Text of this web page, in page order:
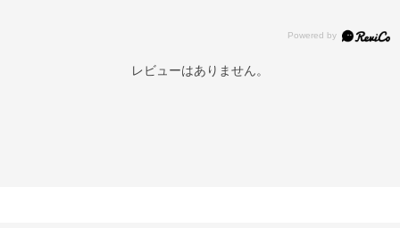
レビューはありません。